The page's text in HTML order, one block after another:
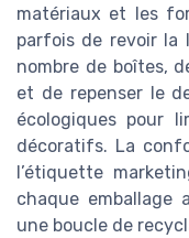
matériaux et les
parfois de revoir la
nombre de boîtes,
et de repenser le
écologiques pour
décoratifs. La
l’étiquette
chaque emballage
une boucle de